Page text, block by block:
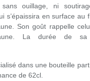
ouillage, ni
s’épaissira en surface au
Son goût rappelle
La durée de sa
dans une bouteille
de 62cl.